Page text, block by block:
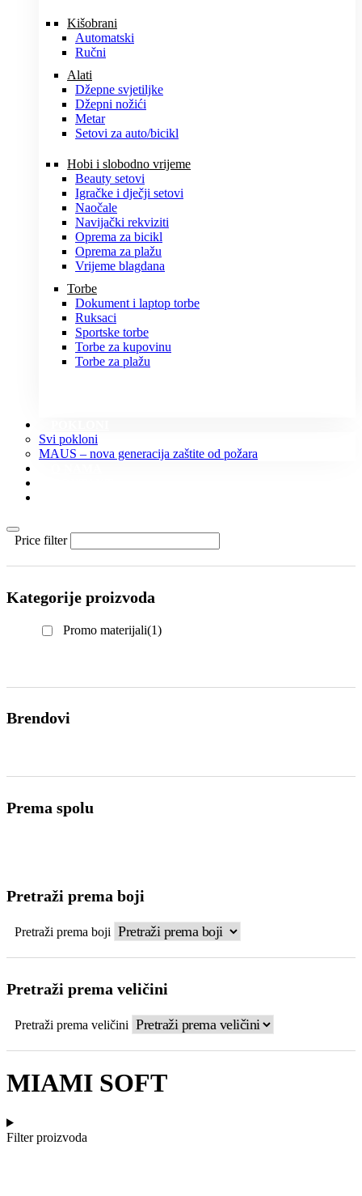
Kišobrani
Automatski
Ručni
Alati
Džepne svjetiljke
Džepni nožići
Metar
Setovi za auto/bicikl
Hobi i slobodno vrijeme
Beauty setovi
Igračke i dječji setovi
Naočale
Navijački rekviziti
Oprema za bicikl
Oprema za plažu
Vrijeme blagdana
Torbe
Dokument i laptop torbe
Ruksaci
Sportske torbe
Torbe za kupovinu
Torbe za plažu
Svi pokloni
MAUS – nova generacija zaštite od požara
Price filter
Kategorije proizvoda
Promo materijali(1)
Brendovi
Prema spolu
Pretraži prema boji
Pretraži prema boji
Pretraži prema veličini
Pretraži prema veličini
MIAMI SOFT
Filter proizvoda